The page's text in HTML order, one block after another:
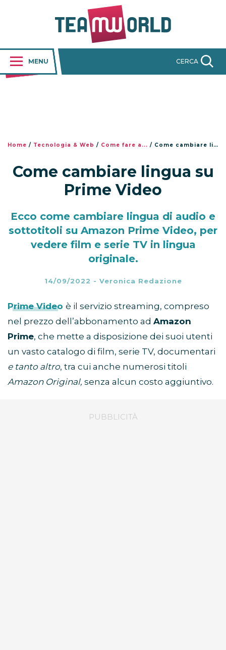
MENU CERCA
Home / Tecnologia & Web / Come fare a... / Come cambiare lingua su Prime Video
Come cambiare lingua su
Prime Video
Ecco come cambiare lingua di audio e
sottotitoli su Amazon Prime Video, per
vedere film e serie TV in lingua
originale.
14/09/2022 - Veronica Redazione
Prime Video è il servizio streaming, compreso
nel prezzo dell’abbonamento ad Amazon
Prime, che mette a disposizione dei suoi utenti
un vasto catalogo di film, serie TV, documentari
e tanto altro, tra cui anche numerosi titoli
Amazon Original, senza alcun costo aggiuntivo.